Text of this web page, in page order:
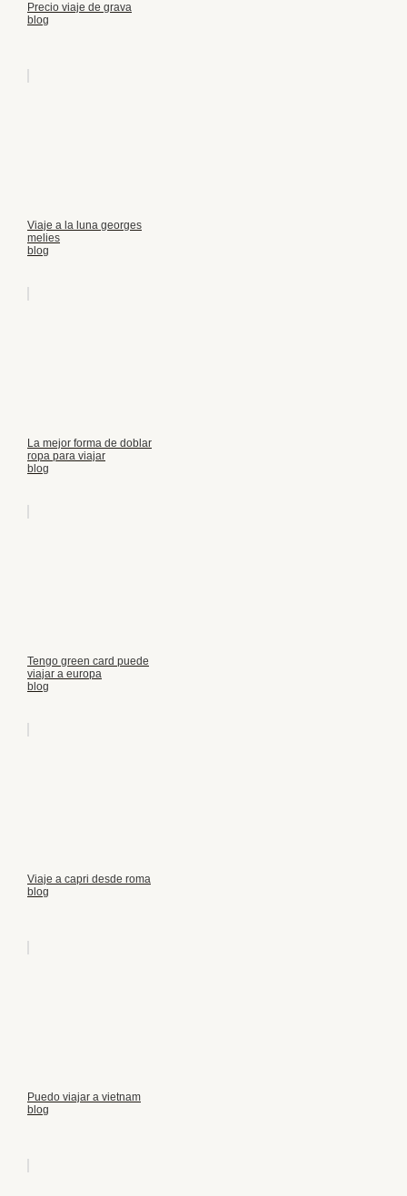
Precio viaje de grava
blog
Viaje a la luna georges
melies
blog
La mejor forma de doblar
ropa para viajar
blog
Tengo green card puede
viajar a europa
blog
Viaje a capri desde roma
blog
Puedo viajar a vietnam
blog